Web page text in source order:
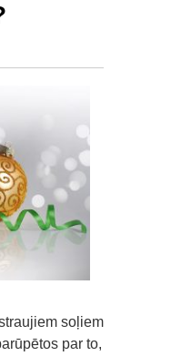
soļiem
par to,